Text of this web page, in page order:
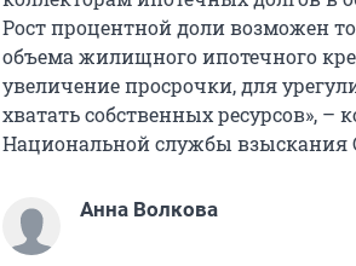
Рост процентной доли возможен
объема жилищного ипотечного
увеличение просрочки, для
хватать собственных ресурсов»,
Национальной службы взыскания
Анна Волкова